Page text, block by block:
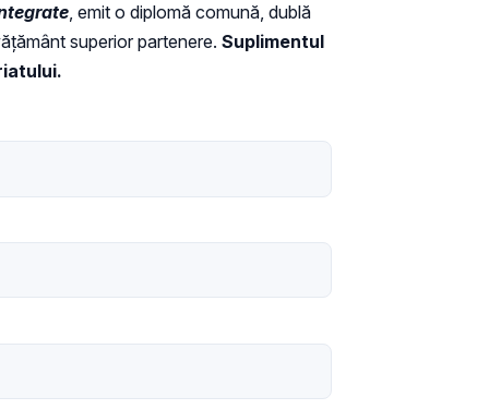
, emit o diplomă comună, dublă
superior partenere. Suplimentul